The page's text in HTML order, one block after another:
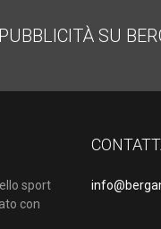
SU
sport
con